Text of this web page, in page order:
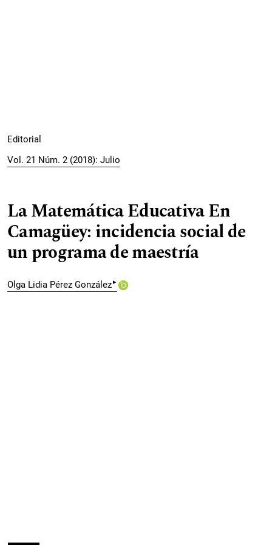
Editorial
Vol. 21 Núm. 2 (2018): Julio
La Matemática Educativa En
Camagüey: incidencia social de
un programa de maestría
Olga Lidia Pérez González▸